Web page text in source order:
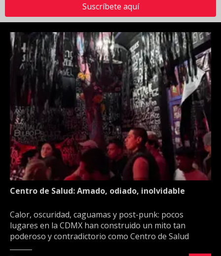
Suscríbete aquí
Centro de Salud: Amado, odiado, inolvidable
Calor, oscuridad, caguamas y post-punk: pocos
lugares en la CDMX han construido un mito tan
poderoso y contradictorio como Centro de Salud